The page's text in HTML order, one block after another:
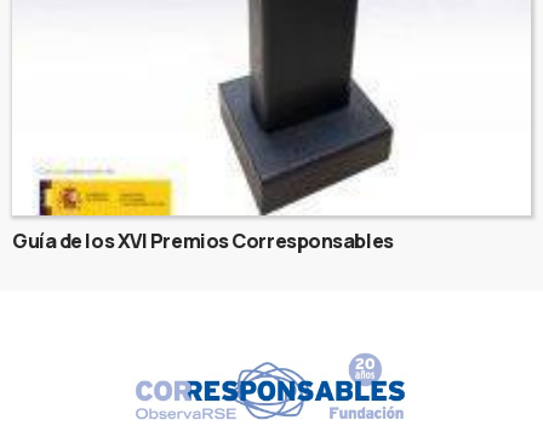
Guía de los XVI Premios Corresponsables